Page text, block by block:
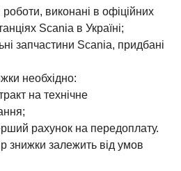
виконані в офіційних
Scania в Україні;
запчастини Scania, придбані
необхідно:
на технічне
рахунок на передоплату.
знижки залежить від умов